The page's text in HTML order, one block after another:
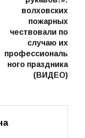
пост
«Сухих
рукавов!»:
волховских
пожарных
чествовали по
случаю их
профессиональ